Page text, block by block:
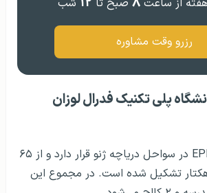
از ساعت صبح تا شب
رزرو وقت مشاوره
پلی تکنیک فدرال لوزان
پردیس دانشگاه EPFL در سواحل دریاچه ژنو قرار دارد و از ۶۵
در ۱۳۶ هکتار تشکیل شده است. در مجموع این